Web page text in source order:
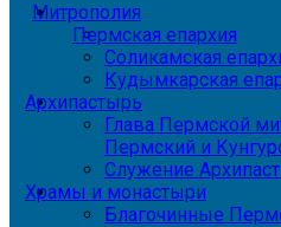
Митрополия
Пермская епархия
Соликамская
Кудымкарская
Архипастырь
Глава Пермской
Пермский и
Служение
Храмы и монастыри
Благочинные